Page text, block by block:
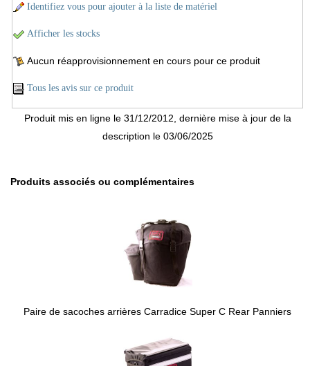
Identifiez vous pour ajouter à la liste de matériel
Afficher les stocks
Aucun réapprovisionnement en cours pour ce produit
Tous les avis sur ce produit
Produit mis en ligne le 31/12/2012, dernière mise à jour de la
description le 03/06/2025
Produits associés ou complémentaires
Paire de sacoches arrières Carradice Super C Rear Panniers